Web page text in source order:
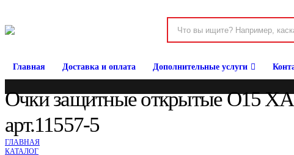
Главная Доставка и оплата Дополнительные услуги
Очки защитные открытые О15
арт.11557-5
ГЛАВНАЯ
КАТАЛОГ